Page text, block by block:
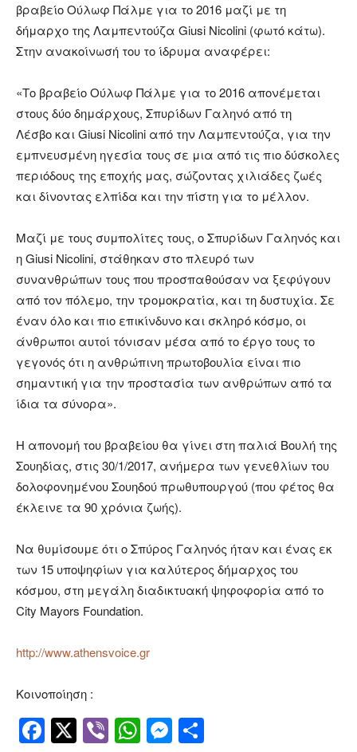
βραβείο Ούλωφ Πάλμε για το 2016 μαζί με τη
δήμαρχο της Λαμπεντούζα Giusi Nicolini (φωτό κάτω).
Στην ανακοίνωσή του το ίδρυμα αναφέρει:
«Το βραβείο Ούλωφ Πάλμε για το 2016 απονέμεται
στους δύο δημάρχους, Σπυρίδων Γαληνό από τη
Λέσβο και Giusi Nicolini από την Λαμπεντούζα, για την
εμπνευσμένη ηγεσία τους σε μια από τις πιο δύσκολες
περιόδους της εποχής μας, σώζοντας χιλιάδες ζωές
και δίνοντας ελπίδα και την πίστη για το μέλλον.
Μαζί με τους συμπολίτες τους, ο Σπυρίδων Γαληνός και
η Giusi Nicolini, στάθηκαν στο πλευρό των
συνανθρώπων τους που προσπαθούσαν να ξεφύγουν
από τον πόλεμο, την τρομοκρατία, και τη δυστυχία. Σε
έναν όλο και πιο επικίνδυνο και σκληρό κόσμο, οι
άνθρωποι αυτοί τόνισαν μέσα από το έργο τους το
γεγονός ότι η ανθρώπινη πρωτοβουλία είναι πιο
σημαντική για την προστασία των ανθρώπων από τα
ίδια τα σύνορα».
Η απονομή του βραβείου θα γίνει στη παλιά Βουλή της
Σουηδίας, στις 30/1/2017, ανήμερα των γενεθλίων του
δολοφονημένου Σουηδού πρωθυπουργού (που φέτος θα
έκλεινε τα 90 χρόνια ζωής).
Να θυμίσουμε ότι ο Σπύρος Γαληνός ήταν και ένας εκ
των 15 υποψηφίων για καλύτερος δήμαρχος του
κόσμου, στη μεγάλη διαδικτυακή ψηφοφορία από το
City Mayors Foundation.
http://www.athensvoice.gr
Κοινοποίηση :
Facebook
Twitter
ViberWhatsApp
Messenger